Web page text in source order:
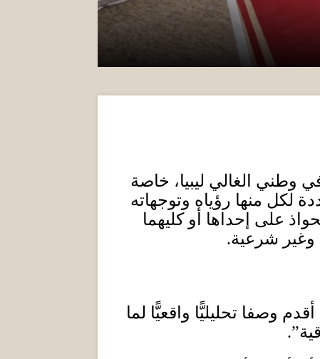
وطني الغالي ليبيا، خاصة
منها رؤياه وتوجهاته
على إحداها أو كليهما
وغير شرعية.
وصفا تحليليًّا واقعيًّا لما
.